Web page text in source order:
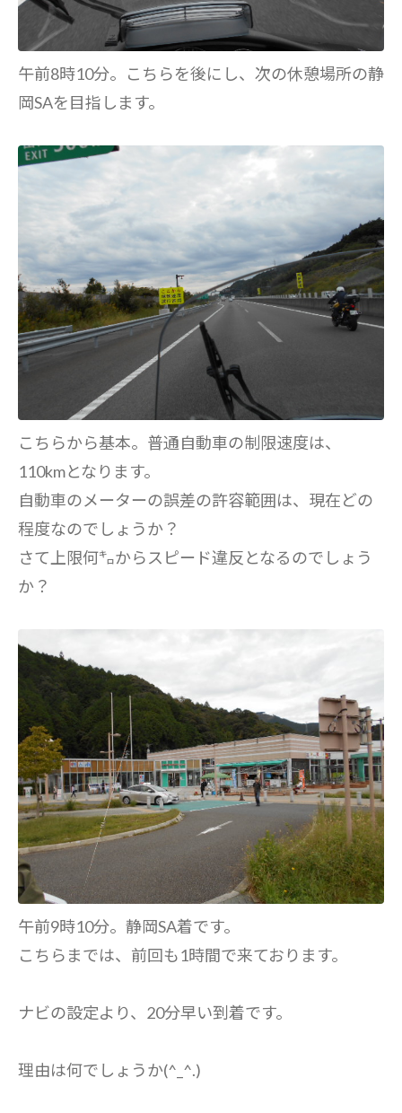
午前8時10分。こちらを後にし、次の休憩場所の静
岡SAを目指します。
こちらから基本。普通自動車の制限速度は、
110kmとなります。
自動車のメーターの誤差の許容範囲は、現在どの
程度なのでしょうか？
さて上限何㌔からスピード違反となるのでしょう
か？
午前9時10分。静岡SA着です。
こちらまでは、前回も1時間で来ております。
ナビの設定より、20分早い到着です。
理由は何でしょうか(^_^.)